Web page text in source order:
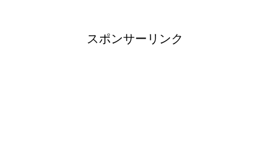
スポンサーリンク